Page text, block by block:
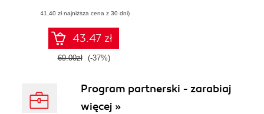
(41,40 zł najniższa cena z 30 dni)
43.47 zł
69.00zł (-37%)
Program partnerski - zarabiaj
więcej »